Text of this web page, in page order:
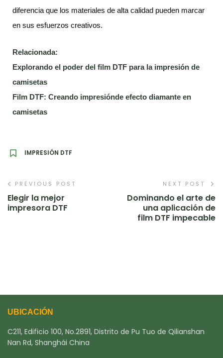
diferencia que los materiales de alta calidad pueden marcar
en sus esfuerzos creativos.
Relacionada:
Explorando el poder del film DTF para la impresión de
camisetas
Film DTF: Creando impresiónde efecto diamante en
camisetas
IMPRESIÓN DTF
PREVIOUS POST
Elegir la mejor
impresora DTF
NEXT POST
Dominando el arte de
una aplicación de
film DTF impecable
UBICACIÓN
C211, Edificio 100, No.2891, Distrito de Pu Tuo de Qilianshan
Nan Rd, Shanghái China